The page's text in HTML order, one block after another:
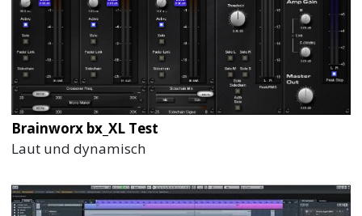
Brainworx bx_XL Test
Laut und dynamisch